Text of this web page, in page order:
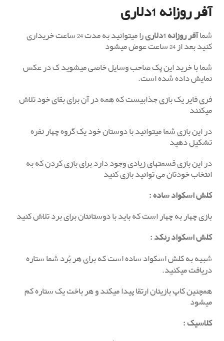
آفر روزانه 1دلاری
شماآفر روزانه 1دلاری
را میتوانید به مدت 24 ساعت خریداری
کنید بعد از 24 ساعت عوض میشود
شما با خرید این پک صاحب وسایل خاصی میشوید ک در عکس
نمایش داده شده است.
فری فایر یک بازی جذابیست که همه در آن برای بقای خود تلاش
میکنند
در این بازی شما میتوانید با دوستان خود یک گروه چهار نفره
تشکیل دهید
در این بازی قسمتهای زیادی وجود دارد برای بازی کردن که به
انتخاب خودتان می توانید بازی کنید
کلش اسکواد ساده:
بازی چهار به چهار است که باید با دوستانتان برای برد تلاش کنید
کلش اسکواد رنکد:
شبیه به کلش اسکواد ساده است که برای هر بُرد شما ستاره
دریافت میکنید.
همچنین کاپ بازیتان ارتقا پیدا میکند و هر باخت یک ستاره کم
میشود
کلاسیک: